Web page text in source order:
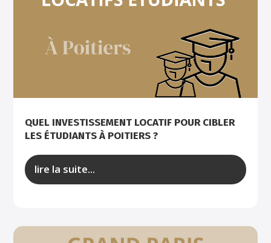
QUEL INVESTISSEMENT LOCATIF POUR CIBLER
LES ÉTUDIANTS À POITIERS ?
lire la suite...